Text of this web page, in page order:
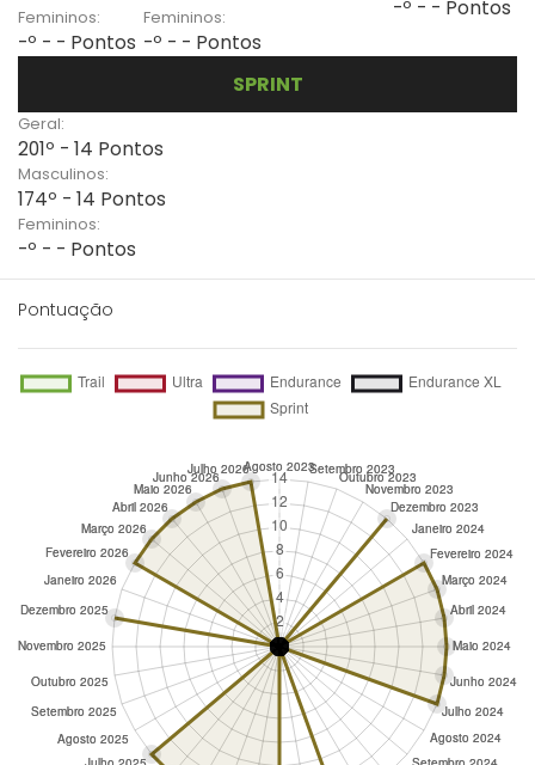
Femininos:
-º - - Pontos
Femininos:
-º - - Pontos
-º - - Pontos
SPRINT
Geral:
201º - 14 Pontos
Masculinos:
174º - 14 Pontos
Femininos:
-º - - Pontos
Pontuação